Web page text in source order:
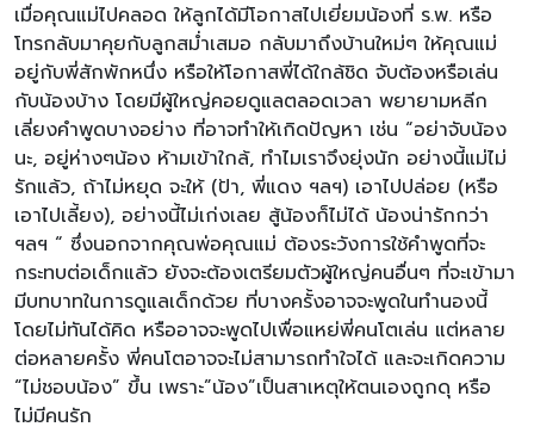
เมื่อคุณแม่ไปคลอด ให้ลูกได้มีโอกาสไปเยี่ยมน้องที่ ร.พ. หรือ
โทรกลับมาคุยกับลูกสม่ำเสมอ กลับมาถึงบ้านใหม่ๆ ให้คุณแม่
อยู่กับพี่สักพักหนึ่ง หรือให้โอกาสพี่ได้ใกล้ชิด จับต้องหรือเล่น
กับน้องบ้าง โดยมีผู้ใหญ่คอยดูแลตลอดเวลา พยายามหลีก
เลี่ยงคำพูดบางอย่าง ที่อาจทำให้เกิดปัญหา เช่น “อย่าจับน้อง
นะ, อยู่ห่างๆน้อง ห้ามเข้าใกล้, ทำไมเราจึงยุ่งนัก อย่างนี้แม่ไม่
รักแล้ว, ถ้าไม่หยุด จะให้ (ป้า, พี่แดง ฯลฯ) เอาไปปล่อย (หรือ
เอาไปเลี้ยง), อย่างนี้ไม่เก่งเลย สู้น้องก็ไม่ได้ น้องน่ารักกว่า
ฯลฯ “ ซึ่งนอกจากคุณพ่อคุณแม่ ต้องระวังการใช้คำพูดที่จะ
กระทบต่อเด็กแล้ว ยังจะต้องเตรียมตัวผู้ใหญ่คนอื่นๆ ที่จะเข้ามา
มีบทบาทในการดูแลเด็กด้วย ที่บางครั้งอาจจะพูดในทำนองนี้
โดยไม่ทันได้คิด หรืออาจจะพูดไปเพื่อแหย่พี่คนโตเล่น แต่หลาย
ต่อหลายครั้ง พี่คนโตอาจจะไม่สามารถทำใจได้ และจะเกิดความ
“ไม่ชอบน้อง” ขึ้น เพราะ”น้อง”เป็นสาเหตุให้ตนเองถูกดุ หรือ
ไม่มีคนรัก